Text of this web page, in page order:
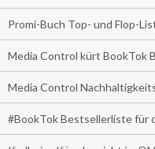
Promi-Buch Top- und Flop-
Media Control kürt BookTok
Media Control
#BookTok Bestsellerliste für